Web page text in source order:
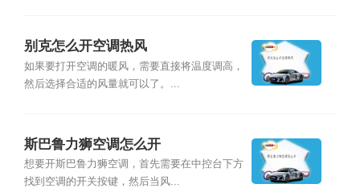
别克怎么开空调热风
如果要打开空调的暖风，需要直接将温度调高，
然后选择合适的风量就可以了。...
斯巴鲁力狮空调怎么开
想要开斯巴鲁力狮空调，首先需要在中控台下方
找到空调的开关按键，然后当风...